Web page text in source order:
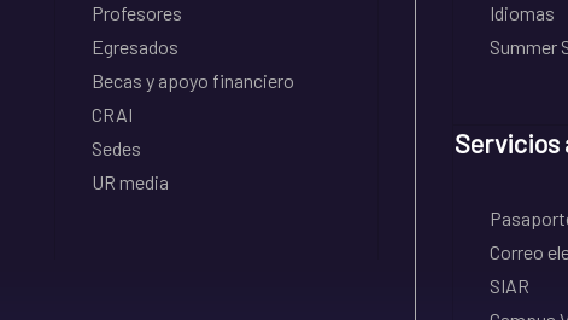
Profesores
Egresados
Becas y apoyo financiero
CRAI
Sedes
UR media
Idiomas
Summer
Servicios
Correo
SIAR